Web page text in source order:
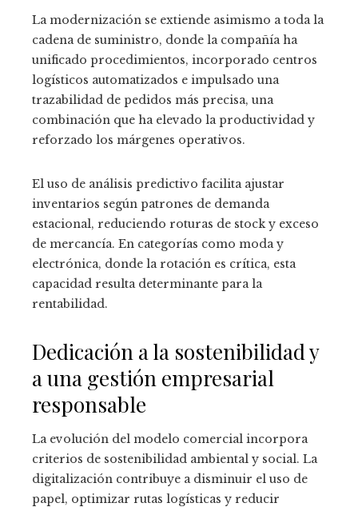
La modernización se extiende asimismo a toda la
cadena de suministro, donde la compañía ha
unificado procedimientos, incorporado centros
logísticos automatizados e impulsado una
trazabilidad de pedidos más precisa, una
combinación que ha elevado la productividad y
reforzado los márgenes operativos.
El uso de análisis predictivo facilita ajustar
inventarios según patrones de demanda
estacional, reduciendo roturas de stock y exceso
de mercancía. En categorías como moda y
electrónica, donde la rotación es crítica, esta
capacidad resulta determinante para la
rentabilidad.
Dedicación a la sostenibilidad y
a una gestión empresarial
responsable
La evolución del modelo comercial incorpora
criterios de sostenibilidad ambiental y social. La
digitalización contribuye a disminuir el uso de
papel, optimizar rutas logísticas y reducir